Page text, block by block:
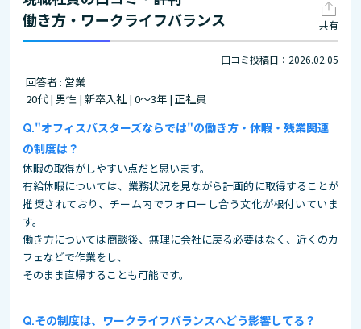
働き方・ワークライフバランス
共有
口コミ投稿日：2026.02.05
回答者 : 営業
20代 | 男性 | 新卒入社 | 0～3年 | 正社員
"オフィスバスターズならでは"の働き方・休暇・残業関連
の制度は？
休暇の取得がしやすい点だと思います。
有給休暇については、業務状況を見ながら計画的に取得することが
推奨されており、チーム内でフォローし合う文化が根付いていま
す。
働き方については商談後、無理に会社に戻る必要はなく、近くのカ
フェなどで作業をし、
そのまま直帰することも可能です。
その制度は、ワークライフバランスへどう影響してる？